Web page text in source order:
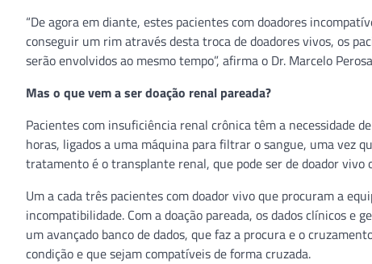
“De agora em diante, estes pacientes com doadores
conseguir um rim através desta troca de doadores vivos, os
serão envolvidos ao mesmo tempo”, afirma o Dr. Marcelo
Mas o que vem a ser doação renal pareada?
Pacientes com insuficiência renal crônica têm a necessidade
horas, ligados a uma máquina para filtrar o sangue, uma vez
tratamento é o transplante renal, que pode ser de doador vivo
Um a cada três pacientes com doador vivo que procuram a
incompatibilidade. Com a doação pareada, os dados clínicos e
um avançado banco de dados, que faz a procura e o
condição e que sejam compatíveis de forma cruzada.